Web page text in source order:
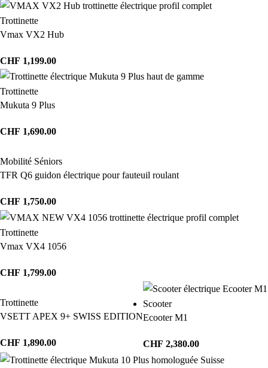
Trottinette
Vmax VX2 Hub
CHF 1,199.00
Trottinette
Mukuta 9 Plus
CHF 1,690.00
Mobilité Séniors
TFR Q6 guidon électrique pour fauteuil roulant
CHF 1,750.00
Trottinette
Vmax VX4 1056
CHF 1,799.00
Trottinette
VSETT APEX 9+ SWISS EDITION
CHF 1,890.00
Scooter
Ecooter M1
CHF 2,380.00